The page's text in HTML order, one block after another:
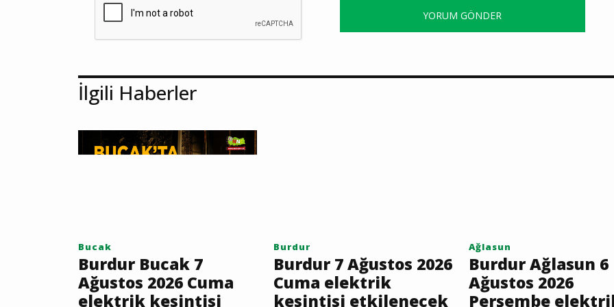
YORUM GÖNDER
İlgili Haberler
Bucak
Burdur Bucak 7
Ağustos 2026 Cuma
elektrik kesintisi
Burdur
Burdur 7 Ağustos 2026
Cuma elektrik
kesintisi etkilenecek
Ağlasun
Burdur Ağlasun 6
Ağustos 2026
Perşembe